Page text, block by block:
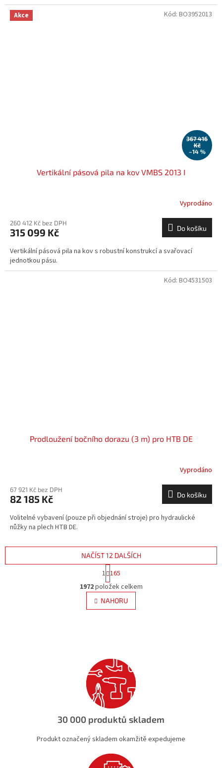
Akce
367 416
Kč
–14 %
Vertikální pásová pila na kov VMBS 2013 I
Vyprodáno
260 412 Kč bez DPH
315 099 Kč Do košíku
Vertikální pásová pila na kov s robustní konstrukcí a svařovací
jednotkou pásu.
Kód: BO3952013
Prodloužení bočního dorazu (3 m) pro HTB DE
Vyprodáno
67 921 Kč bez DPH
82 185 Kč Do košíku
Volitelné vybavení (pouze při objednání stroje) pro hydraulické
nůžky na plech HTB DE.
Kód: BO4531503
O
v
l
á
p
r
v
k
y
ý
p
s
u
NAČÍST 12 DALŠÍCH
t
r
á
n
k
1 165
1972položek celkem
NAHORU
30 000 produktů skladem
Produkt označený skladem okamžitě expedujeme